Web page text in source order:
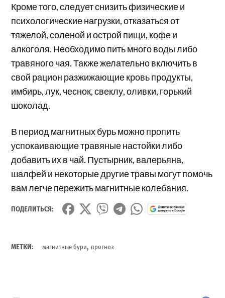
Кроме того, следует снизить физические и
психологические нагрузки, отказаться от
тяжелой, соленой и острой пищи, кофе и
алкоголя. Необходимо пить много воды либо
травяного чая. Также желательно включить в
свой рацион разжижающие кровь продукты,
имбирь, лук, чеснок, свеклу, оливки, горький
шоколад.
В период магнитных бурь можно пропить
успокаивающие травяные настойки либо
добавить их в чай. Пустырник, валерьяна,
шалфей и некоторые другие травы могут помочь
вам легче пережить магнитные колебания.
ПОДЕЛИТЬСЯ:
МЕТКИ: магнитные бури, прогноз